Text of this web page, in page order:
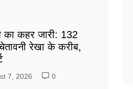
का कहर जारी: 132
रेखा के करीब,
7, 2026 0